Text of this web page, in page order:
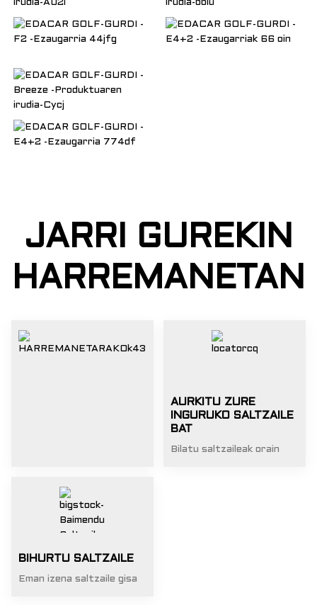
JARRI GUREKIN
HARREMANETAN
AURKITU ZURE
INGURUKO SALTZAILE
BAT
Bilatu saltzaileak orain
BIHURTU SALTZAILE
Eman izena saltzaile gisa